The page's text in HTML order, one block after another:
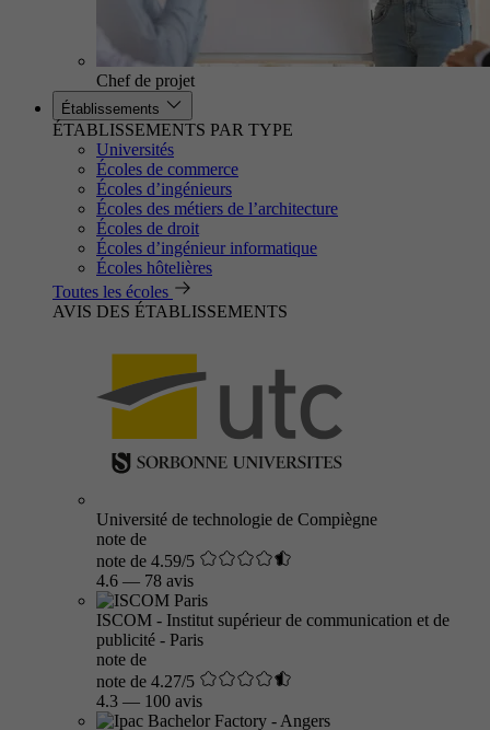
Chef de projet
Établissements
ÉTABLISSEMENTS PAR TYPE
Universités
Écoles de commerce
Écoles d’ingénieurs
Écoles des métiers de l’architecture
Écoles de droit
Écoles d’ingénieur informatique
Écoles hôtelières
Toutes les écoles
AVIS DES ÉTABLISSEMENTS
Université de technologie de Compiègne
note de
note de 4.59/5
4.6 — 78 avis
ISCOM - Institut supérieur de communication et de
publicité - Paris
note de
note de 4.27/5
4.3 — 100 avis